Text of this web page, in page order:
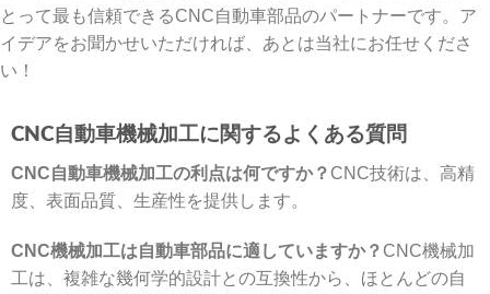
とって最も信頼できるCNC自動車部品のパートナーです。ア
イデアをお聞かせいただければ、あとは当社にお任せくださ
い！
CNC自動車機械加工に関するよくある質問
CNC自動車機械加工の利点は何ですか？ CNC技術は、高精
度、表面品質、生産性を提供します。
CNC機械加工は自動車部品に適していますか？ CNC機械加
工は、複雑な幾何学的設計との互換性から、ほとんどの自